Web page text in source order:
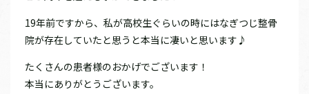
19年前ですから、私が高校生ぐらいの時にはなぎつじ整骨
院が存在していたと思うと本当に凄いと思います♪
たくさんの患者様のおかげでございます！
本当にありがとうございます。